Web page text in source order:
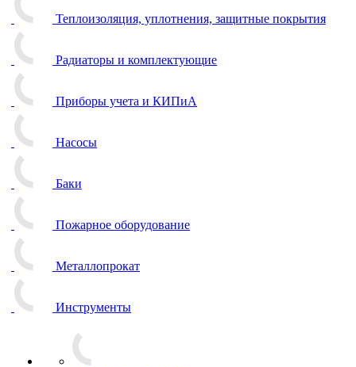
Теплоизоляция, уплотнения, защитные покрытия
Радиаторы и комплектующие
Приборы учета и КИПиА
Насосы
Баки
Пожарное оборудование
Металлопрокат
Инструменты